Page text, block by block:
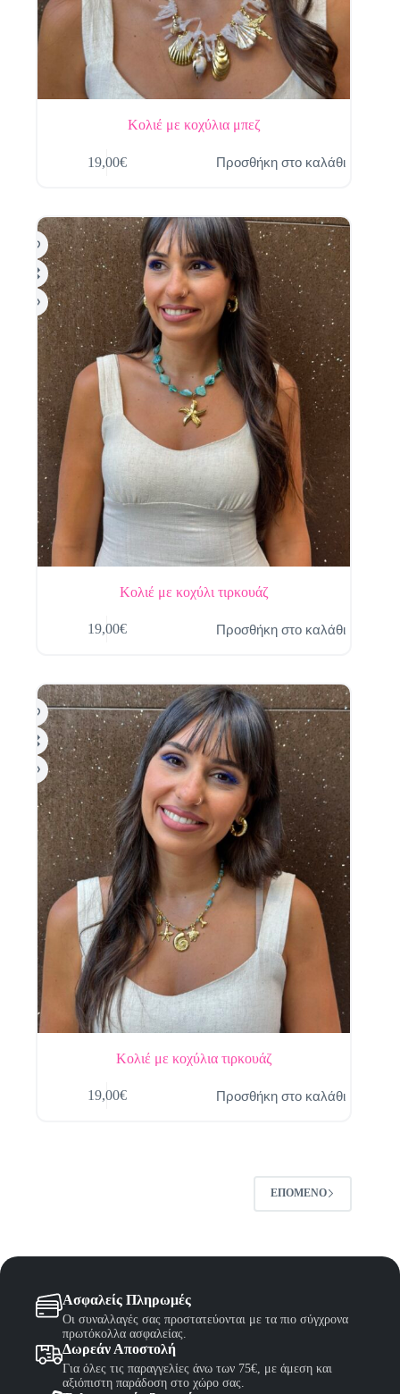
Κολιέ με κοχύλια μπεζ
19,00€ Προσθήκη στο καλάθι
Κολιέ με κοχύλι τιρκουάζ
19,00€ Προσθήκη στο καλάθι
Κολιέ με κοχύλια τιρκουάζ
19,00€ Προσθήκη στο καλάθι
ΕΠΌΜΕΝΟ
Ασφαλείς Πληρωμές
Οι συναλλαγές σας προστατεύονται με τα πιο σύγχρονα
πρωτόκολλα ασφαλείας.
Δωρεάν Αποστολή
Για όλες τις παραγγελίες άνω των 75€, με άμεση και
αξιόπιστη παράδοση στο χώρο σας.